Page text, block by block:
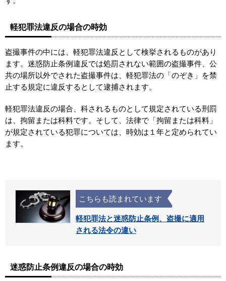
軽犯罪法違反の場合の時効
盗撮事件の中には、軽犯罪法違反として検挙されるものがあり
ます。迷惑防止条例違反では処罰されない範囲の盗撮事件、公
共の場所以外でされた盗撮事件は、軽犯罪法の「のぞき」を禁
止する規定に違反するとして逮捕されます。
軽犯罪法違反の場合、科されるものとして規定されている刑罰
は、拘留または科料です。そして、法律で「拘留または科料」
が規定されている犯罪については、時効は１年と定められてい
ます。
こちらも読まれています
軽犯罪法と迷惑防止条例、盗撮に適用
される法令の違い
迷惑防止条例違反の場合の時効